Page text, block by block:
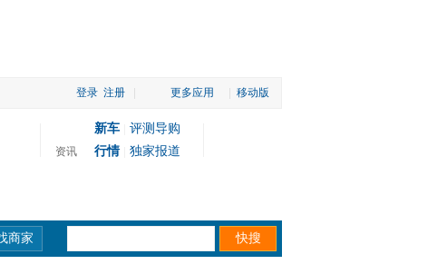
移动版
更多应用
登录 注册
资讯
新车
评测导购
行情
独家报道